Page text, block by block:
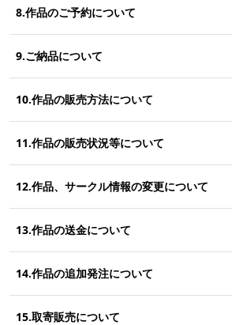
8.作品のご予約について
9.ご納品について
10.作品の販売方法について
11.作品の販売状況等について
12.作品、サークル情報の変更について
13.作品の送金について
14.作品の追加発注について
15.取寄販売について